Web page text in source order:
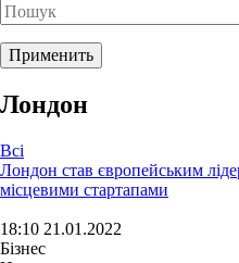
Лондон
Всі
Лондон став європейським
місцевими стартапами
18:10 21.01.2022
Бізнес